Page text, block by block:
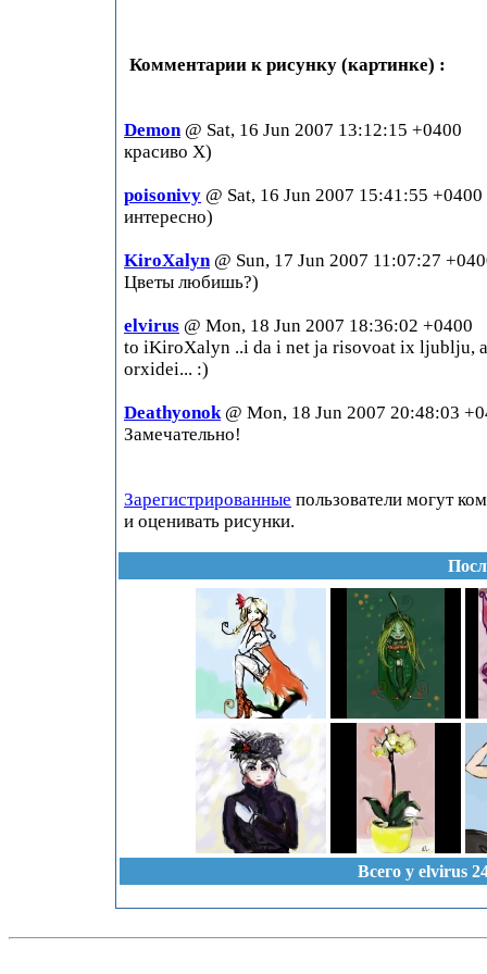
Комментарии к рисунку (картинке) :
Demon @ Sat, 16 Jun 2007 13:12:15 +0400
красиво Х)
poisonivy @ Sat, 16 Jun 2007 15:41:55 +0400
интересно)
KiroXalyn @ Sun, 17 Jun 2007 11:07:27
Цветы любишь?)
elvirus @ Mon, 18 Jun 2007 18:36:02 +0400
to iKiroXalyn ..i da i net ja risovoat ix ljublju,
orxidei... :)
Deathyonok @ Mon, 18 Jun 2007 20:48:03
Замечательно!
Зарегистрированные пользователи могут
и оценивать рисунки.
Всего у elvirus